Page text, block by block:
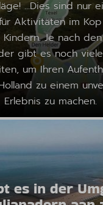
...Dies sind nur
Aktivitäten im
Je nach
gibt es noch
um Ihren
zu einem
Erlebnis zu machen.
es in der